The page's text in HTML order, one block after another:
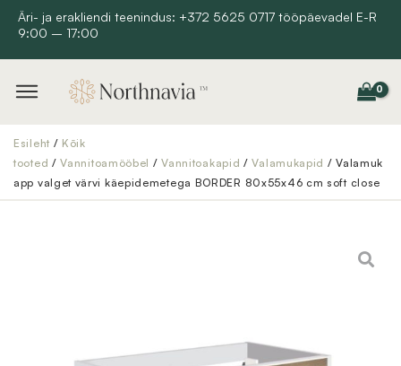
Skip
content
Äri- ja erakliendi teenindus: +372 5625 0717 tööpäevadel E-R
9:00 – 17:00
Esileht / Kõik
tooted /Vannitoamööbel /Vannitoakapid /Valamukapid / Valamuk
app valget värvi käepidemetega BORDER 80x55x46 cm soft close